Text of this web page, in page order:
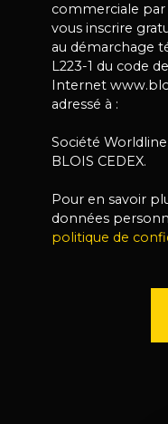
commerciale
vous inscrire
au démarchage
L223-1 du code
Internet
adressé à :
Société Worldline,
BLOIS CEDEX.
Pour en savoir
données
politique de